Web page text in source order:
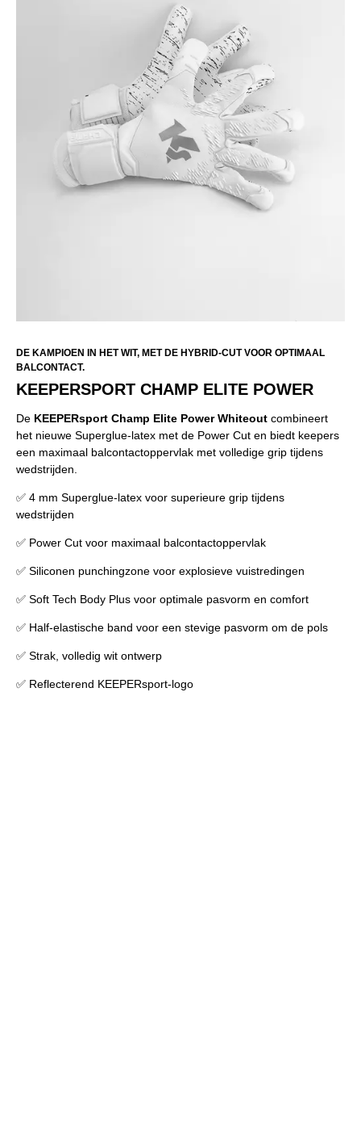
DE KAMPIOEN IN HET WIT, MET DE HYBRID-CUT VOOR OPTIMAAL
BALCONTACT.
KEEPERSPORT CHAMP ELITE POWER
De KEEPERsport Champ Elite Power Whiteout combineert
het nieuwe Superglue-latex met de Power Cut en biedt keepers
een maximaal balcontactoppervlak met volledige grip tijdens
wedstrijden.
✅ 4 mm Superglue-latex voor superieure grip tijdens
wedstrijden
✅ Power Cut voor maximaal balcontactoppervlak
✅ Siliconen punchingzone voor explosieve vuistredingen
✅ Soft Tech Body Plus voor optimale pasvorm en comfort
✅ Half-elastische band voor een stevige pasvorm om de pols
✅ Strak, volledig wit ontwerp
✅ Reflecterend KEEPERsport-logo